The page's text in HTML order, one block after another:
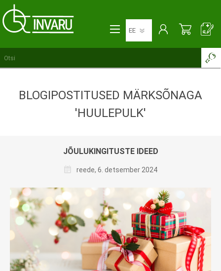
BLOGIPOSTITUSED MÄRKSÕNAGA
'HUULEPULK'
JÕULUKINGITUSTE IDEED
reede, 6. detsember 2024